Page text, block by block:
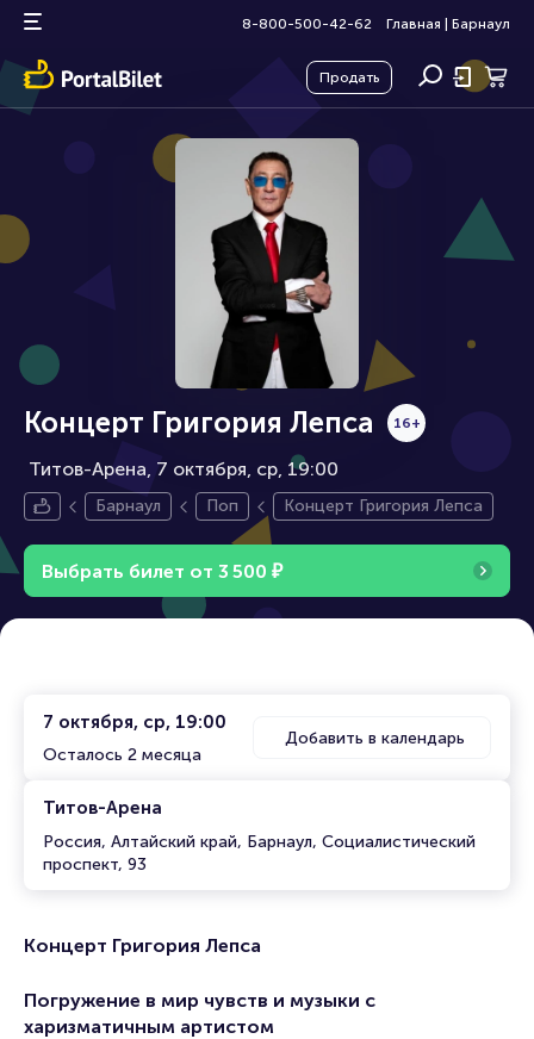
8-800-500-42-62 Главная Барнаул
Продать
Концерт Григория Лепса
Титов-Арена, 7 октября
16+
ср, 19:00
Барнаул Поп Концерт Григория Лепса
Выбрать билет от 3 500 ₽
7 октября, ср, 19:00
Осталось 2 месяца
Добавить в календарь
Титов-Арена
Россия, Алтайский край, Барнаул, Социалистический
проспект, 93
Концерт Григория Лепса
Погружение в мир чувств и музыки с
харизматичным артистом